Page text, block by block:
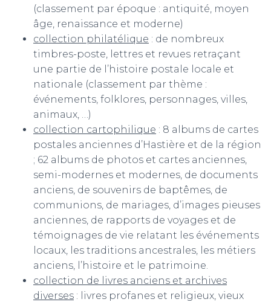
(classement par époque : antiquité, moyen
âge, renaissance et moderne)
collection philatélique : de nombreux
timbres-poste, lettres et revues retraçant
une partie de l’histoire postale locale et
nationale (classement par thème :
événements, folklores, personnages, villes,
animaux, …)
collection cartophilique : 8 albums de cartes
postales anciennes d’Hastière et de la région
; 62 albums de photos et cartes anciennes,
semi-modernes et modernes, de documents
anciens, de souvenirs de baptêmes, de
communions, de mariages, d’images pieuses
anciennes, de rapports de voyages et de
témoignages de vie relatant les événements
locaux, les traditions ancestrales, les métiers
anciens, l’histoire et le patrimoine.
collection de livres anciens et archives
diverses : livres profanes et religieux, vieux